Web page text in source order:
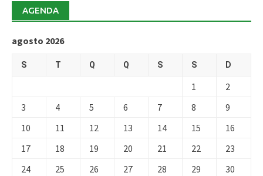
AGENDA
agosto 2026
S T Q Q S S D
1
2
3
4 5 6 7 8
9
10
11 12 13 14 15
16
17
18 19 20 21 22
23
24
25 26 27 28 29
30